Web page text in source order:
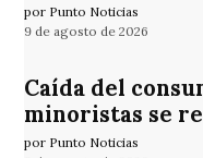
por Punto Noticias
9 de agosto de 2026
Caída del
minoristas se
por Punto Noticias